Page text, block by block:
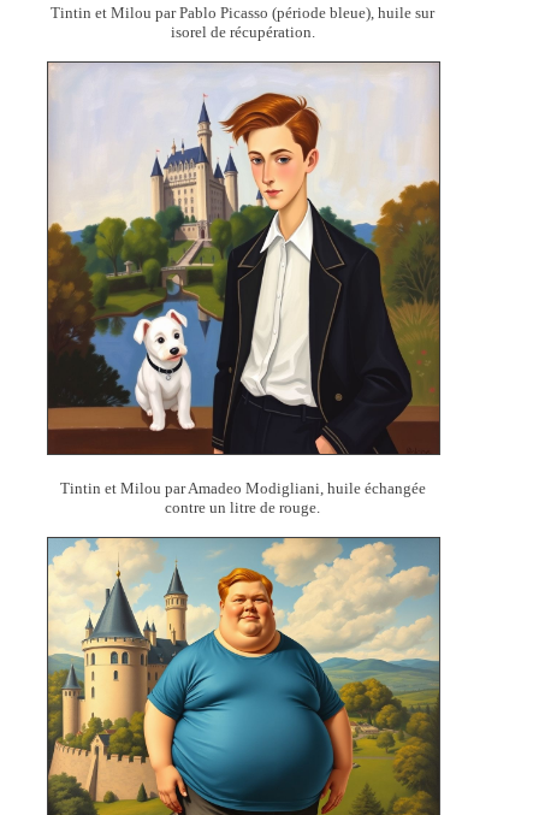
Tintin et Milou par Pablo Picasso (période bleue), huile sur
isorel de récupération.
Tintin et Milou par Amadeo Modigliani, huile échangée
contre un litre de rouge.